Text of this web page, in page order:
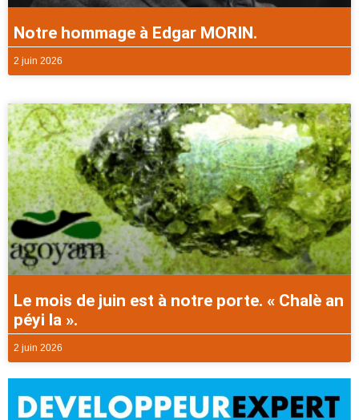
Notre hommage à Edgar MORIN.
2 juin 2026
Le mois de juin est à notre porte. « Chalè an
péyi la ».
2 juin 2026